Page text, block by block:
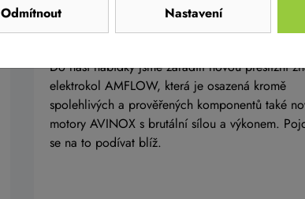
Představení elektrokol
motory AVINOX
Do naší nabídky jsme zařadili novou prestižní
elektrokol AMFLOW, která je osazená kromě
spolehlivých a prověřených komponentů také
motory AVINOX s brutální sílou a výkonem.
se na to podívat blíž.
Odmítnout Nastavení